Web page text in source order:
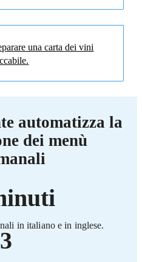
una carta dei vini
automatizza la
dei menù
in italiano e in inglese.
3